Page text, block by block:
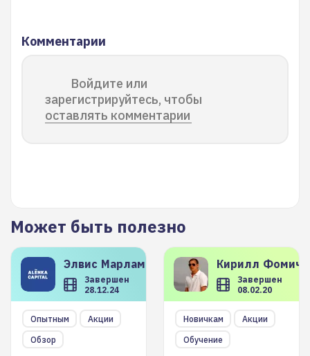
Комментарии
Войдите или
зарегистрируйтесь, чтобы
оставлять комментарии
Может быть полезно
Элвис Марламов
Завершен
28.12.24
Опытным
Акции
Обзор
Кирилл
Завершен
08.02.20
Новичкам
Акции
Обучение